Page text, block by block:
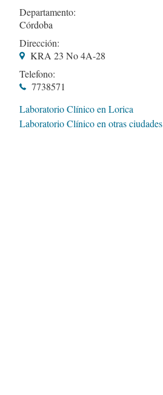
Departamento:
Córdoba
Dirección:
KRA 23 No 4A-28
Telefono:
7738571
Laboratorio Clínico en Lorica
Laboratorio Clínico en otras ciudades